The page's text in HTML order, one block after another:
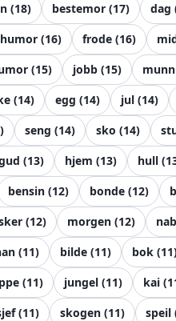
(18) bestemor (17) dag
(16) frode (16)
(15) jobb (15) munn
(14) egg (14) jul (14)
) seng (14) sko (14)
(13) hjem (13) hull (
bensin (12) bonde (12)
(12) morgen (12)
(11) bilde (11) bok (11
(11) jungel (11) kai (
(11) skogen (11) speil